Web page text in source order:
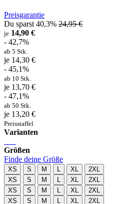
Preisgarantie
Du sparst 40,3% 24,95 €
je 14,90 €
- 42,7%
ab 5 Stk.
je 14,30 €
- 45,1%
ab 10 Stk.
je 13,70 €
- 47,1%
ab 50 Stk.
je 13,20 €
Preisstaffel
Varianten
Größen
Finde deine Größe
XS S M XL
2XL
XS
S M XL
2XL
XS
S M XL
2XL
XS
S M XL
2XL